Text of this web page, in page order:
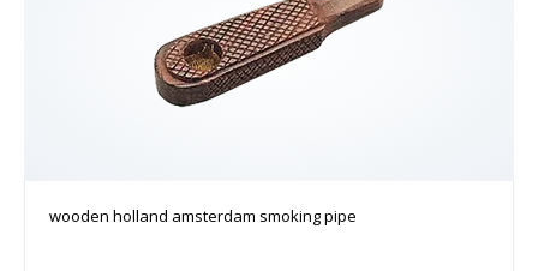
wooden holland amsterdam smoking pipe